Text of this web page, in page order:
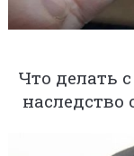
Что делать